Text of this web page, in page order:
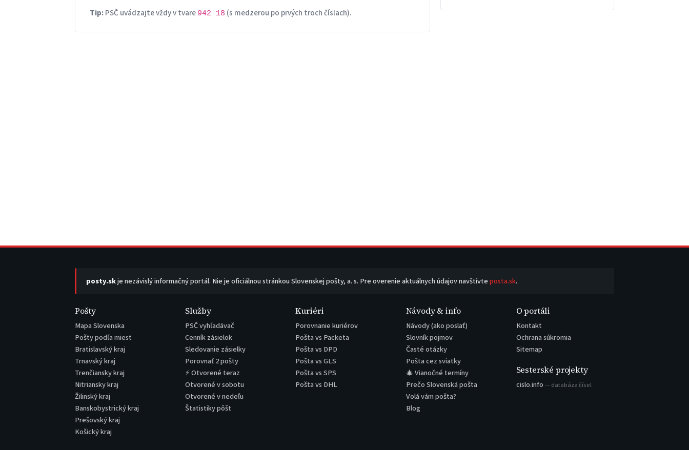
Tip:PSČ uvádzajte vždy v tvare 942 18 (s medzerou po prvých troch číslach).
posty.skje nezávislý informačný portál. Nie je oficiálnou stránkou Slovenskej pošty, a. s. Pre overenie aktuálnych údajov navštívteposta.sk.
Pošty
Mapa Slovenska
Pošty podľa miest
Bratislavský kraj
Trnavský kraj
Trenčiansky kraj
Nitriansky kraj
Žilinský kraj
Banskobystrický kraj
Prešovský kraj
Košický kraj
Služby
PSČ vyhľadávač
Cenník zásielok
Sledovanie zásielky
Porovnať 2 pošty
⚡ Otvorené teraz
Otvorené v sobotu
Otvorené v nedeľu
Štatistiky pôšt
Kuriéri
Porovnanie kuriérov
Pošta vs Packeta
Pošta vs DPD
Pošta vs GLS
Pošta vs SPS
Pošta vs DHL
Návody & info
Návody (ako poslať)
Slovník pojmov
Časté otázky
Pošta cez sviatky
🎄 Vianočné termíny
Prečo Slovenská pošta
Volá vám pošta?
Blog
O portáli
Kontakt
Ochrana súkromia
Sitemap
Sesterské projekty
cislo.info — databáza čísel